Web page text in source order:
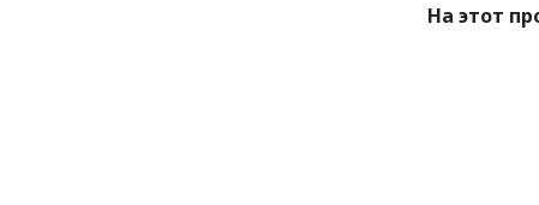
На этот